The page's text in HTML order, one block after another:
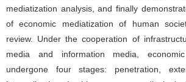
mediatization analysis, and finally
of economic mediatization of human
review. Under the cooperation of
media and information media,
undergone four stages: penetration,